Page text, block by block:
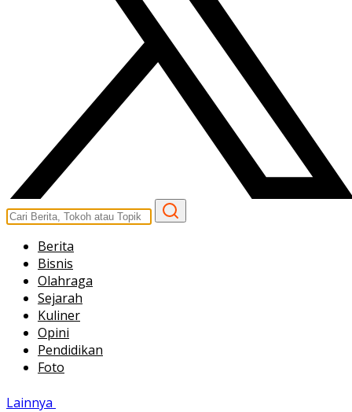
Berita
Bisnis
Olahraga
Sejarah
Kuliner
Opini
Pendidikan
Foto
Lainnya